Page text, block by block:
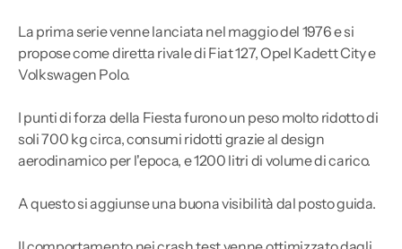
La prima serie venne lanciata nel maggio del 1976 e si
propose come diretta rivale di Fiat 127, Opel Kadett City e
Volkswagen Polo.
I punti di forza della Fiesta furono un peso molto ridotto di
soli 700 kg circa, consumi ridotti grazie al design
aerodinamico per l'epoca, e 1200 litri di volume di carico.
A questo si aggiunse una buona visibilità dal posto guida.